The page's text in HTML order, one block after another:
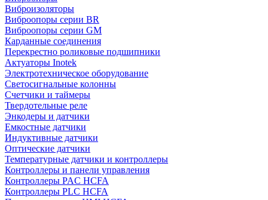
Виброизоляторы
Виброопоры серии BR
Виброопоры серии GM
Карданные соединения
Перекрестно роликовые подшипники
Актуаторы Inotek
Электротехническое оборудование
Светосигнальные колонны
Счетчики и таймеры
Твердотельные реле
Энкодеры и датчики
Емкостные датчики
Индуктивные датчики
Оптические датчики
Температурные датчики и контроллеры
Контроллеры и панели управления
Контроллеры PAC HCFA
Контроллеры PLC HCFA